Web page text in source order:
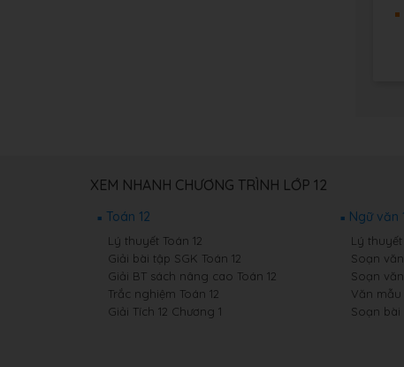
XEM NHANH CHƯƠNG TRÌNH LỚP 12
Toán 12
Lý thuyết Toán 12
Giải bài tập SGK Toán 12
Giải BT sách nâng cao Toán 12
Trắc nghiệm Toán 12
Giải Tích 12 Chương 1
Ngữ văn
Lý thuyết
Soạn văn
Soạn
Văn mẫu
Soạn bài